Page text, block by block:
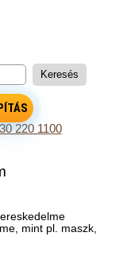
220 1100
mint pl. maszk,